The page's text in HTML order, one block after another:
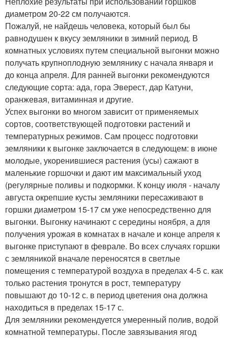
диаметром 20-22 см получаются.
Пожалуй, не найдешь человека, который был бы
равнодушен к вкусу земляники в зимний период. В
комнатных условиях путем специальной выгонки можно
получать крупноплодную землянику с начала января и
до конца апреля. Для ранней выгонки рекомендуются
следующие сорта: ада, гора Эверест, дар Катуни,
оранжевая, витаминная и другие.
Успех выгонки во многом зависит от применяемых
сортов, соответствующей подготовки растений и
температурных режимов. Сам процесс подготовки
земляники к выгонке заключается в следующем: в июне
молодые, укоренившиеся растения (усы) сажают в
маленькие горшочки и дают им максимальный уход
(регулярные поливы и подкормки. К концу июля - началу
августа окрепшие кусты земляники пересаживают в
горшки диаметром 15-17 см уже непосредственно для
выгонки. Выгонку начинают с середины ноября, а для
получения урожая в комнатах в начале и конце апреля к
выгонке приступают в феврале. Во всех случаях горшки
с земляникой вначале переносятся в светлые
помещения с температурой воздуха в пределах 4-5 с. как
только растения тронутся в рост, температуру
повышают до 10-12 с. в период цветения она должна
находиться в пределах 15-17 с.
Для земляники рекомендуется умеренный полив, водой
комнатной температуры. После завязывания ягод